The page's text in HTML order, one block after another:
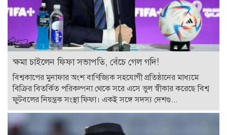
ক্ষমা চাইলেন ফিফা সভাপতি, বেঁচে গেল গদি!
বিশ্বকাপের মুনাফার অংশ বাণিজ্যিক সহযোগী প্রতিষ্ঠানের মাধ্যমে
বিক্রির বিতর্কিত পরিকল্পনা থেকে সরে এসে ভুল স্বীকার করেছে বিশ্ব
ফুটবলের নিয়ন্ত্রক সংস্থা ফিফা। একই সঙ্গে সদস্য দেশগু...